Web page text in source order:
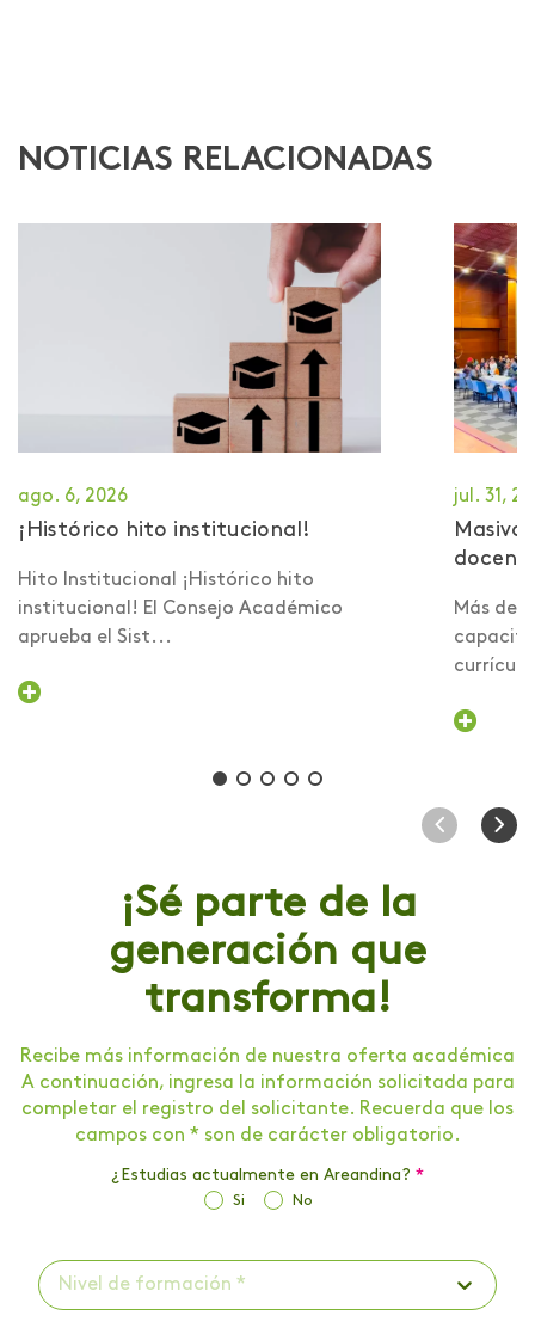
NOTICIAS RELACIONADAS
ago. 6, 2026
¡Histórico hito institucional!
Hito Institucional ¡Histórico hito
institucional! El Consejo Académico
aprueba el Sist...
jul. 31,
Más de
¡Sé parte de la
generación que
transforma!
Recibe más información de nuestra oferta académica
A continuación, ingresa la información solicitada para
completar el registro del solicitante. Recuerda que los
campos con * son de carácter obligatorio.
¿Estudias actualmente en Areandina? *
Si No
Nivel de formación *